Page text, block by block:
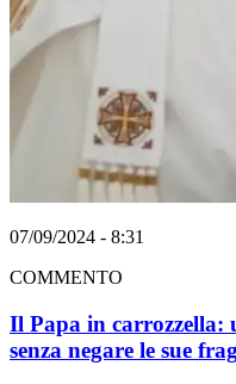
07/09/2024 - 8:31
COMMENTO
Il Papa in carrozzella:
senza negare le sue